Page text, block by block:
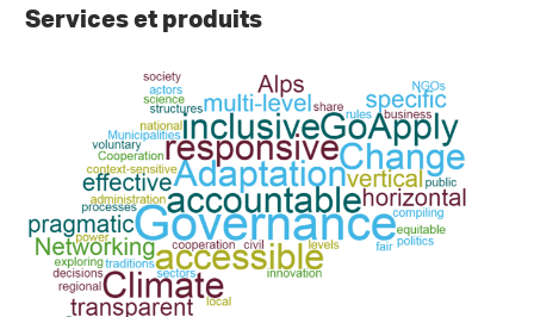
Services et produits